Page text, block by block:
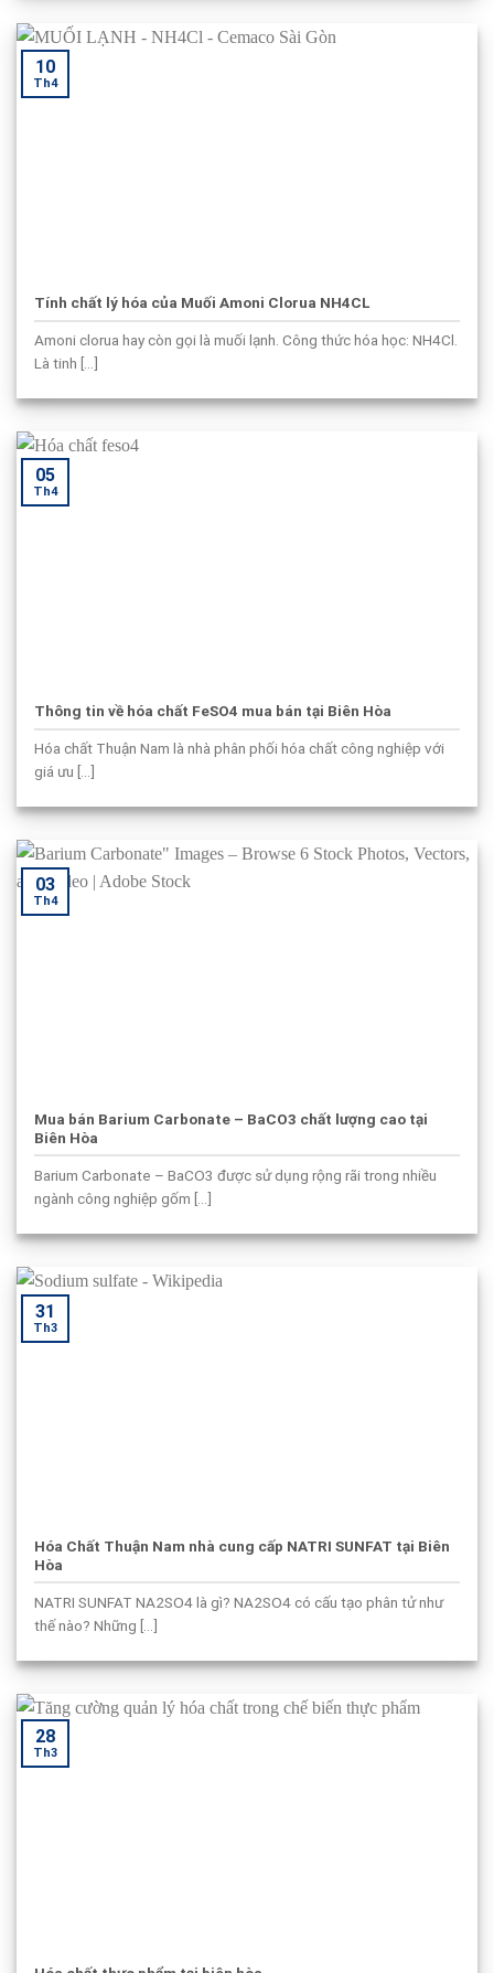
Tính chất lý hóa của Muối Amoni Clorua NH4CL
Amoni clorua hay còn gọi là muối lạnh. Công thức hóa học: NH4Cl.
Là tinh [...]
10
Th4
Thông tin về hóa chất FeSO4 mua bán tại Biên Hòa
Hóa chất Thuận Nam là nhà phân phối hóa chất công nghiệp với
giá ưu [...]
05
Th4
Mua bán Barium Carbonate – BaCO3 chất lượng cao tại
Biên Hòa
Barium Carbonate – BaCO3 được sử dụng rộng rãi trong nhiều
ngành công nghiệp gốm [...]
03
Th4
Hóa Chất Thuận Nam nhà cung cấp NATRI SUNFAT tại Biên
Hòa
NATRI SUNFAT NA2SO4 là gì? NA2SO4 có cấu tạo phân tử như
thế nào? Những [...]
31
Th3
28
Th3